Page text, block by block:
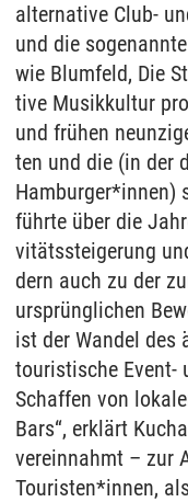
al­ter­na­ti­ve Club-
und die
wie Blum­feld, Die
ti­ve Mu­sik­kul­tur
und frühen
ten und die (in der
Ham­bur­ger*in­nen)
führte über die
vitäts­stei­ge­rung
dern auch zu der
ursprüng­li­chen
ist der Wan­del des
tou­ris­ti­sche Event-
Schaf­fen von
Bars“, erklärt
ver­ein­nahmt – zur
Tou­ris­ten*in­nen,